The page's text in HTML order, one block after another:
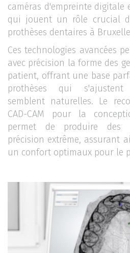
caméras d'empreinte digitale
qui jouent un rôle crucial
prothèses dentaires à
Ces technologies avancées
avec précision la forme des
patient, offrant une base
prothèses qui s'ajustent
semblent naturelles. Le
CAD-CAM pour la
permet de produire des
précision extrême, assurant
un confort optimaux pour le